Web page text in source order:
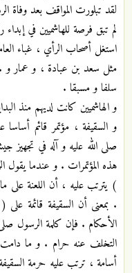
لقد تبلورت المواقف بعد وفاة
لم تبق فرصة للهاشميين في إبداء
استغل أصحاب الرأي ، غباء
مثل سعد بن عبادة ، و عمار و .
سلفا و مسبقا .
و الهاشميين كانت لديهم منذ
و السقيفة ، مؤتمر قائم
صلى الله عليه و آله في تجهيز
هذه المؤتمرات . و عندما
) يترتب عليه ، أن اللعنة
. بمعنى أن السقيفة قائمة
الأحكام . فإن كلمة الرسول
التخلف عنه حرام . و ما
أسامة ، ترتب عليه حرمة